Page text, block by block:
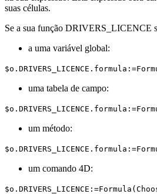
suas células.
Se a sua função DRIVERS_LICENCE
a uma variável global:
$o . DRIVERS_LICENCE . formula :=
uma tabela de campo:
$o . DRIVERS_LICENCE . formula :=
um método:
$o . DRIVERS_LICENCE . formula :=
um comando 4D:
$o . DRIVERS_LICENCE :=Formula (